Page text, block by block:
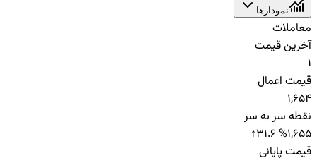
نمودارها
معاملات
آخرین قیمت
1
قیمت اعمال
1,654
نقطه سر به سر
1,655
↑31.6 %
قیمت پایانی